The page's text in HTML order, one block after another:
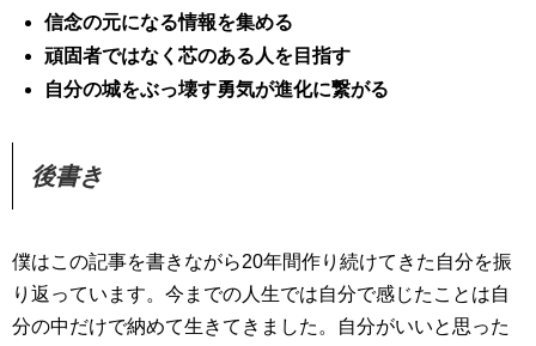
信念の元になる情報を集める
頑固者ではなく芯のある人を目指す
自分の城をぶっ壊す勇気が進化に繋がる
後書き
僕はこの記事を書きながら20年間作り続けてきた自分を振
り返っています。今までの人生では自分で感じたことは自
分の中だけで納めて生きてきました。自分がいいと思った